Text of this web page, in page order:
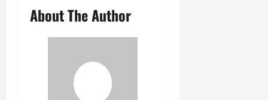
About The Author